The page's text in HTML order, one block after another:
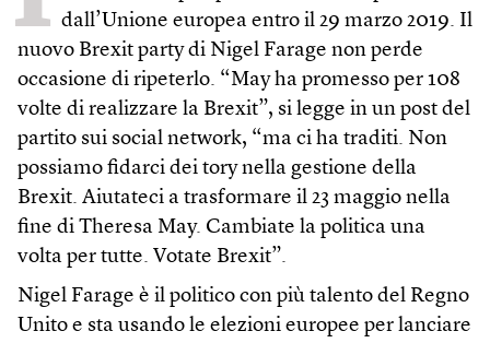
dall’Unione europea entro il 29 marzo 2019. Il
nuovo Brexit party di Nigel Farage non perde
occasione di ripeterlo. “May ha promesso per 108
volte di realizzare la Brexit”, si legge in un post del
partito sui social network, “ma ci ha traditi. Non
possiamo fidarci dei tory nella gestione della
Brexit. Aiutateci a trasformare il 23 maggio nella
fine di Theresa May. Cambiate la politica una
volta per tutte. Votate Brexit”.
Nigel Farage è il politico con più talento del Regno
Unito e sta usando le elezioni europee per lanciare